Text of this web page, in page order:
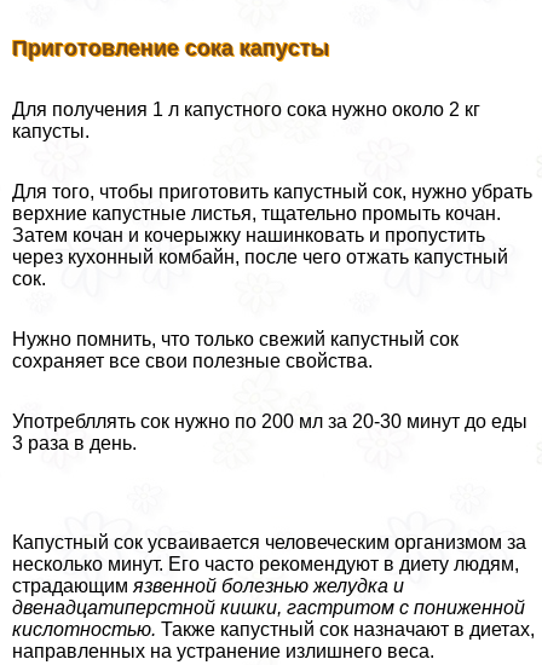
Приготовление сока капусты
Для получения 1 л капустного сока нужно около 2 кг
капусты.
Для того, чтобы приготовить капустный сок, нужно убрать
верхние капустные листья, тщательно промыть кочан.
Затем кочан и кочерыжку нашинковать и пропустить
через кухонный комбайн, после чего отжать капустный
сок.
Нужно помнить, что только свежий капустный сок
сохраняет все свои полезные свойства.
Употрeбллять сок нужно по 200 мл за 20-30 минут до еды
3 раза в день.
Капустный сок усваивается человеческим организмом за
несколько минут. Его часто рекомендуют в диету людям,
страдающим язвенной болезнью желудка и
двенадцатиперстной кишки, гастритом с пониженной
кислотностью. Также капустный сок назначают в диетах,
направленных на устранение излишнего веса.